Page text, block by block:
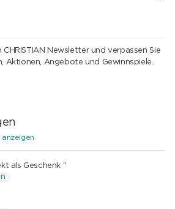
Newsletter und verpassen Sie
Aktionen, Angebote und Gewinnspiele.
anzeigen
als Geschenk "